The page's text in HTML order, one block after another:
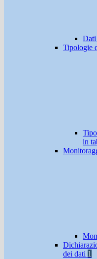
Dati
Tipologie
in
dei dati 1